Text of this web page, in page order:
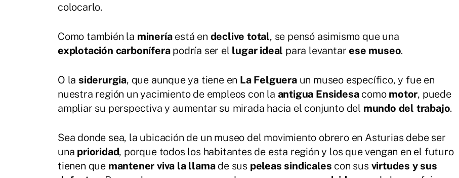
colocarlo.
Como también la mineríaestá en declive total, se pensó asimismo que una
explotación carboníferapodría ser el lugar ideal para levantarese museo.
O la siderurgia, que aunque ya tiene en La Felgueraun museo específico, y fue en
nuestra región un yacimiento de empleos con la antigua Ensidesacomo motor, puede
ampliar su perspectiva y aumentar su mirada hacia el conjunto del mundo del trabajo.
Sea donde sea, la ubicación de un museo del movimiento obrero en Asturias debe ser
una prioridad, porque todos los habitantes de esta región y los que vengan en el futuro
tienen que mantener viva la llamade sus peleas sindicales con sus virtudes y sus